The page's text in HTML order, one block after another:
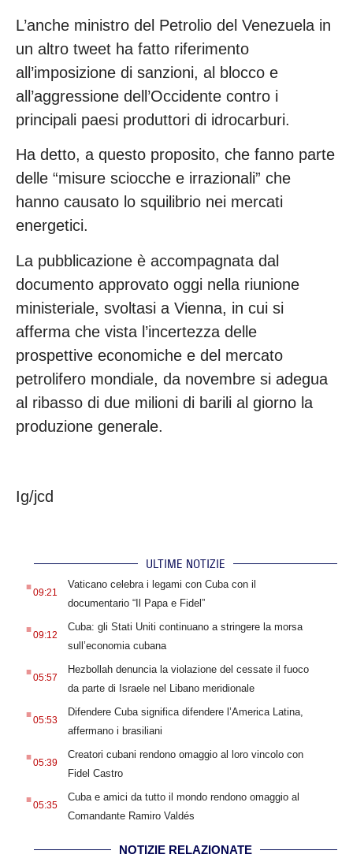
L’anche ministro del Petrolio del Venezuela in
un altro tweet ha fatto riferimento
all’imposizione di sanzioni, al blocco e
all’aggressione dell’Occidente contro i
principali paesi produttori di idrocarburi.
Ha detto, a questo proposito, che fanno parte
delle “misure sciocche e irrazionali” che
hanno causato lo squilibrio nei mercati
energetici.
La pubblicazione è accompagnata dal
documento approvato oggi nella riunione
ministeriale, svoltasi a Vienna, in cui si
afferma che vista l’incertezza delle
prospettive economiche e del mercato
petrolifero mondiale, da novembre si adegua
al ribasso di due milioni di barili al giorno la
produzione generale.
Ig/jcd
ULTIME NOTIZIE
.09:21
Vaticano celebra i legami con Cuba con il
documentario “Il Papa e Fidel”
.09:12
Cuba: gli Stati Uniti continuano a stringere la morsa
sull’economia cubana
.05:57
Hezbollah denuncia la violazione del cessate il fuoco
da parte di Israele nel Libano meridionale
.05:53
Difendere Cuba significa difendere l’America Latina,
affermano i brasiliani
.05:39
Creatori cubani rendono omaggio al loro vincolo con
Fidel Castro
.05:35
Cuba e amici da tutto il mondo rendono omaggio al
Comandante Ramiro Valdés
NOTIZIE RELAZIONATE